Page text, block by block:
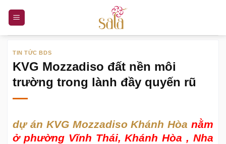
nội
TIN TỨC BDS
KVG Mozzadiso đất nền môi
trường trong lành đầy quyến rũ
dự án KVG Mozzadiso Khánh Hòa nằm
ở phường Vĩnh Thái, Khánh Hòa , Nha